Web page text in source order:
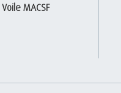
Voile MACSF